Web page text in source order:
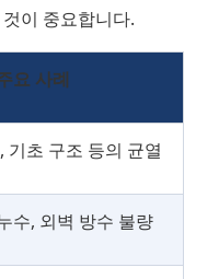
이 중요합니다.
요 사례
기초 구조 등의 균열
수, 외벽 방수 불량